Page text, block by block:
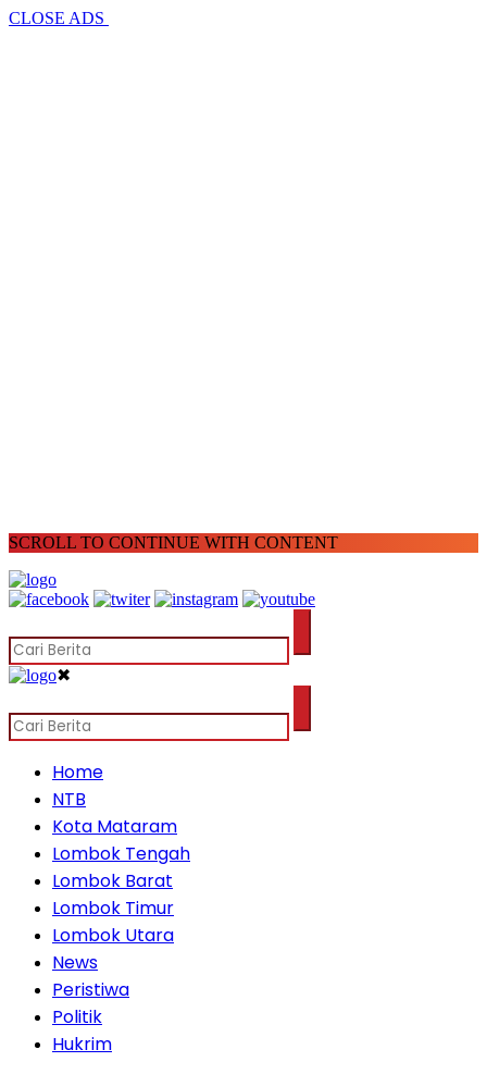
CLOSE ADS
SCROLL TO CONTINUE WITH CONTENT
✖
Home
NTB
Kota Mataram
Lombok Tengah
Lombok Barat
Lombok Timur
Lombok Utara
News
Peristiwa
Politik
Hukrim